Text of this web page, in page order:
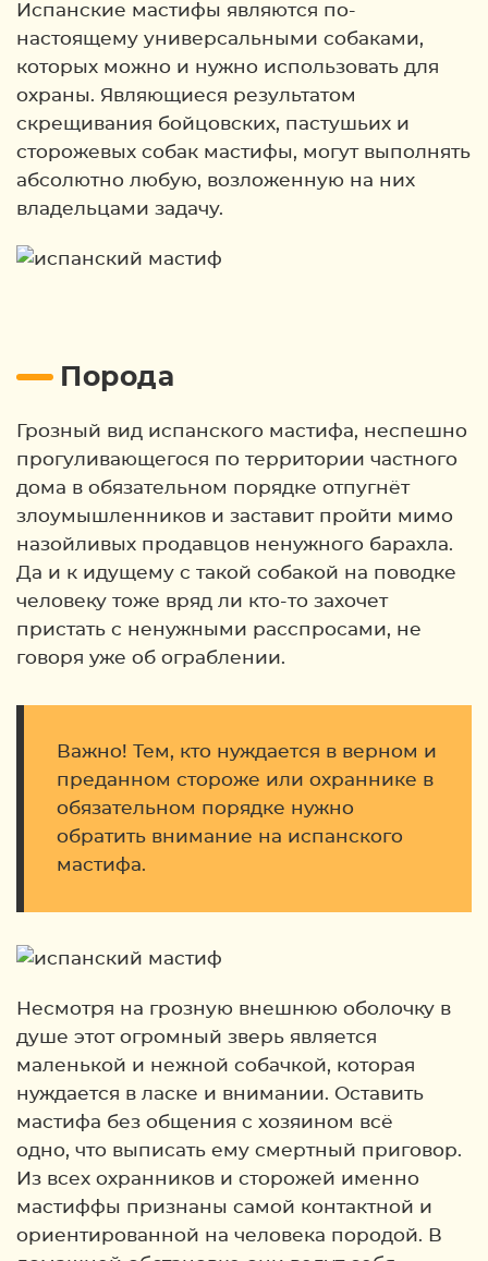
Испанские мастифы являются по-
настоящему универсальными собаками,
которых можно и нужно использовать для
охраны. Являющиеся результатом
скрещивания бойцовских, пастушьих и
сторожевых собак мастифы, могут выполнять
абсолютно любую, возложенную на них
владельцами задачу.
Порода
Грозный вид испанского мастифа, неспешно
прогуливающегося по территории частного
дома в обязательном порядке отпугнёт
злоумышленников и заставит пройти мимо
назойливых продавцов ненужного барахла.
Да и к идущему с такой собакой на поводке
человеку тоже вряд ли кто-то захочет
пристать с ненужными расспросами, не
говоря уже об ограблении.
Важно! Тем, кто нуждается в верном и
преданном стороже или охраннике в
обязательном порядке нужно
обратить внимание на испанского
мастифа.
Несмотря на грозную внешнюю оболочку в
душе этот огромный зверь является
маленькой и нежной собачкой, которая
нуждается в ласке и внимании. Оставить
мастифа без общения с хозяином всё
одно, что выписать ему смертный приговор.
Из всех охранников и сторожей именно
мастиффы признаны самой контактной и
ориентированной на человека породой. В